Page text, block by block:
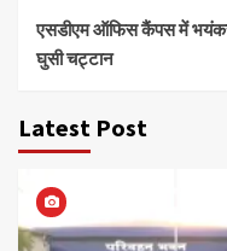
एसडीएम ऑफिस कैंपस में
घुसी चट्टान
Latest Post